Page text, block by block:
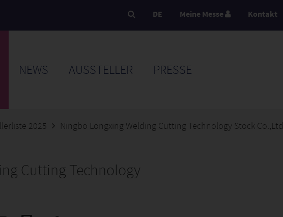
DE Meine Messe Kontakt
NEWS AUSSTELLER PRESSE
2025 Ningbo Longxing Welding Cutting Technology Stock Co.,Ltd
Cutting Technology